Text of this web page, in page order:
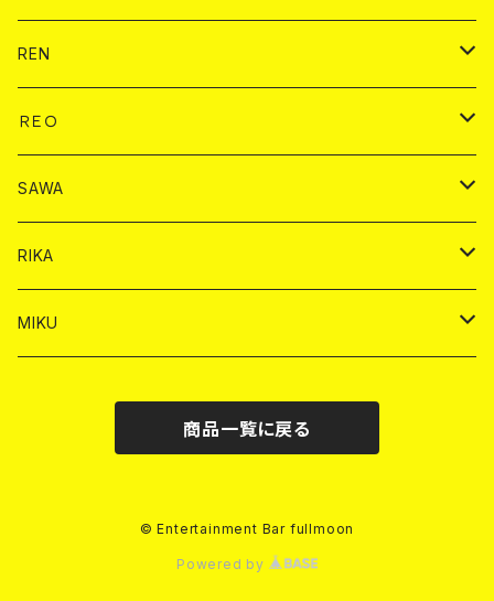
ドリンク
ドリンク
ヤードグラス
チェキ
ドリンク
ドリンク
シャンパン
チェキ
バイカ
ドリンク
シャンパン
ヤードグラス
チェキ
REN
バイカ
ドリンク
ショット
シャンパン
チェキ
ＲＥＯ
ドリンク
シャンパン
ショット
バイカ
チェキ
SAWA
ドリンク
シャンパン
バイカ
RIKA
ドリンク
MIKU
商品一覧に戻る
© Entertainment Bar fullmoon
Powered by